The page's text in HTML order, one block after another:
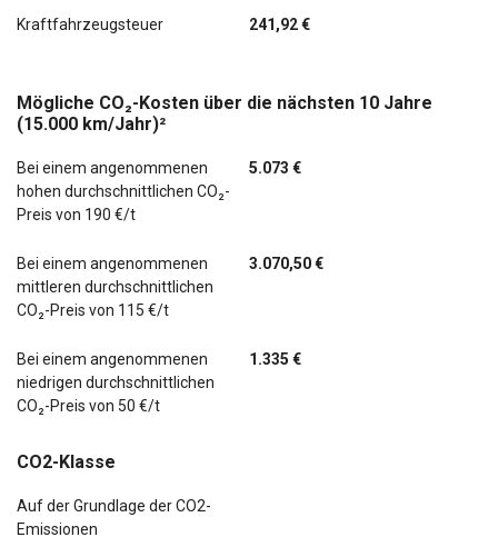
Kraftfahrzeugsteuer 241,92 €
Mögliche CO₂-Kosten über die nächsten 10 Jahre
(15.000 km/Jahr)²
Bei einem angenommenen
hohen durchschnittlichen CO₂-
Preis von 190 €/t
5.073 €
Bei einem angenommenen
mittleren durchschnittlichen
CO₂-Preis von 115 €/t
3.070,50 €
Bei einem angenommenen
niedrigen durchschnittlichen
CO₂-Preis von 50 €/t
1.335 €
CO2-Klasse
Auf der Grundlage der CO2-
Emissionen